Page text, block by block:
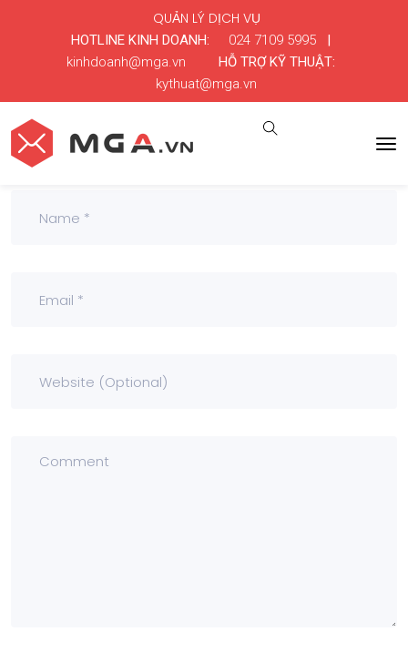
HOTLINE KINH DOANH: 024 7109 5995|
kinhdoanh@mga.vn
HỖ TRỢ KỸ THUẬT:
kythuat@mga.vn
QUẢN LÝ DỊCH VỤ
Leave a Comment